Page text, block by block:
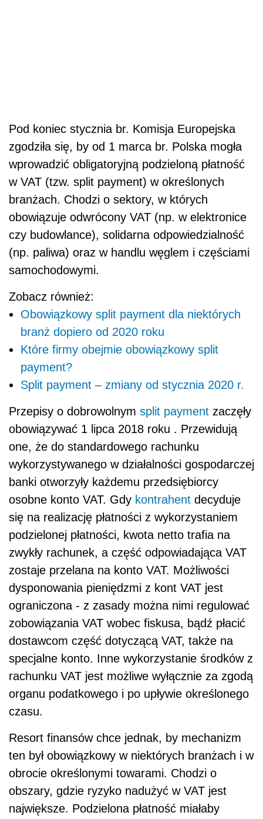
Pod koniec stycznia br. Komisja Europejska
zgodziła się, by od 1 marca br. Polska mogła
wprowadzić obligatoryjną podzieloną płatność
w VAT (tzw. split payment) w określonych
branżach. Chodzi o sektory, w których
obowiązuje odwrócony VAT (np. w elektronice
czy budowlance), solidarna odpowiedzialność
(np. paliwa) oraz w handlu węglem i częściami
samochodowymi.
Zobacz również:
Obowiązkowy split payment dla niektórych
branż dopiero od 2020 roku
Które firmy obejmie obowiązkowy split
payment?
Split payment – zmiany od stycznia 2020 r.
Przepisy o dobrowolnym split payment zaczęły
obowiązywać 1 lipca 2018 roku . Przewidują
one, że do standardowego rachunku
wykorzystywanego w działalności gospodarczej
banki otworzyły każdemu przedsiębiorcy
osobne konto VAT. Gdy kontrahent decyduje
się na realizację płatności z wykorzystaniem
podzielonej płatności, kwota netto trafia na
zwykły rachunek, a część odpowiadająca VAT
zostaje przelana na konto VAT. Możliwości
dysponowania pieniędzmi z kont VAT jest
ograniczona - z zasady można nimi regulować
zobowiązania VAT wobec fiskusa, bądź płacić
dostawcom część dotyczącą VAT, także na
specjalne konto. Inne wykorzystanie środków z
rachunku VAT jest możliwe wyłącznie za zgodą
organu podatkowego i po upływie określonego
czasu.
Resort finansów chce jednak, by mechanizm
ten był obowiązkowy w niektórych branżach i w
obrocie określonymi towarami. Chodzi o
obszary, gdzie ryzyko nadużyć w VAT jest
największe. Podzielona płatność miałaby